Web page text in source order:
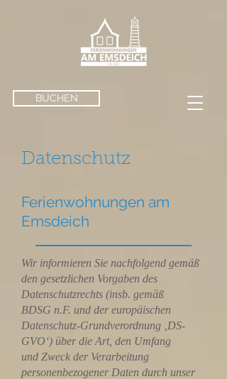
BUCHEN
Datenschutz
Ferienwohnungen am
Emsdeich
Wir informieren Sie nachfolgend gemäß
den gesetzlichen Vorgaben des
Datenschutzrechts (insb. gemäß
BDSG n.F. und der europäischen
Datenschutz-Grundverordnung ‚DS-
GVO‘) über die Art, den Umfang
und Zweck der Verarbeitung
personenbezogener Daten durch unser